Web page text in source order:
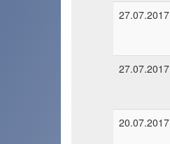
27.07.2017
27.07.2017
20.07.2017